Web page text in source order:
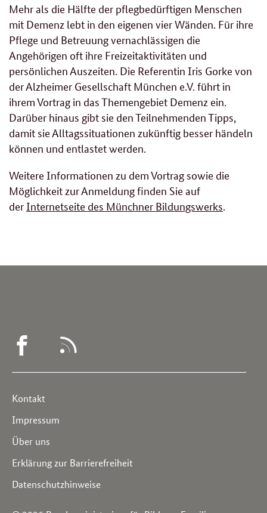
Mehr als die Hälfte der pflegbedürftigen Menschen
mit Demenz lebt in den eigenen vier Wänden. Für ihre
Pflege und Betreuung vernachlässigen die
Angehörigen oft ihre Freizeitaktivitäten und
persönlichen Auszeiten. Die Referentin Iris Gorke von
der Alzheimer Gesellschaft München e.V. führt in
ihrem Vortrag in das Themengebiet Demenz ein.
Darüber hinaus gibt sie den Teilnehmenden Tipps,
damit sie Alltagssituationen zukünftig besser händeln
können und entlastet werden.
Weitere Informationen zu dem Vortrag sowie die
Möglichkeit zur Anmeldung finden Sie auf
derInternetseite des Münchner Bildungswerks
WEGWEISER
Service
Navigation
Kontakt
Impressum
Über uns
Erklärung zur Barrierefreiheit
Datenschutzhinweise